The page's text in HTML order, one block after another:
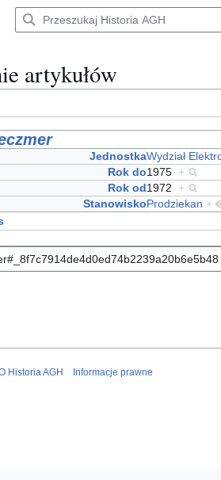
artykułów
JednostkaWydział
Rok do1975 +
Rok od1972
+
StanowiskoProdziekan +
Historia AGH Informacje prawne